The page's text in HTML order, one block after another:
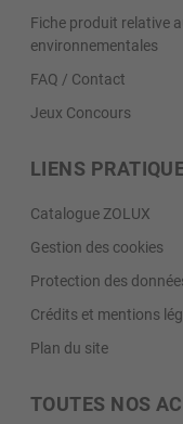
Fiche produit relative
environnementales
FAQ / Contact
Jeux Concours
LIENS
Catalogue ZOLUX
Gestion des cookies
Protection des
Crédits et mentions
Plan du site
TOUTES NOS